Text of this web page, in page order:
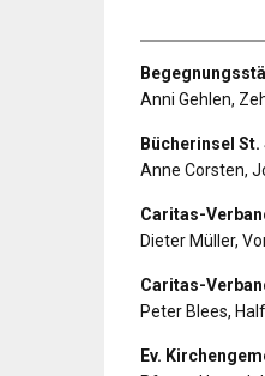
Anni Gehlen,
Bücherinsel St.
Anne Corsten,
Caritas-
Dieter Müller,
Caritas-
Peter Blees,
Ev.